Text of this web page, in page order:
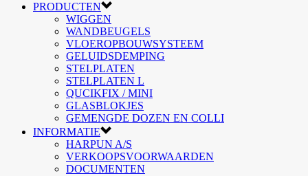
PRODUCTEN
WIGGEN
WANDBEUGELS
VLOEROPBOUWSYSTEEM
GELUIDSDEMPING
STELPLATEN
STELPLATEN L
QUCIKFIX / MINI
GLASBLOKJES
GEMENGDE DOZEN EN COLLI
INFORMATIE
HARPUN A/S
VERKOOPSVOORWAARDEN
DOCUMENTEN